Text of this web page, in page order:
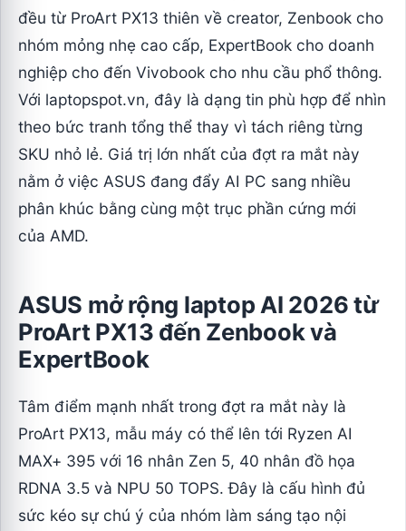
đều từ ProArt PX13 thiên về creator, Zenbook cho
nhóm mỏng nhẹ cao cấp, ExpertBook cho doanh
nghiệp cho đến Vivobook cho nhu cầu phổ thông.
Với laptopspot.vn, đây là dạng tin phù hợp để nhìn
theo bức tranh tổng thể thay vì tách riêng từng
SKU nhỏ lẻ. Giá trị lớn nhất của đợt ra mắt này
nằm ở việc ASUS đang đẩy AI PC sang nhiều
phân khúc bằng cùng một trục phần cứng mới
của AMD.
ASUS mở rộng laptop AI 2026 từ
ProArt PX13 đến Zenbook và
ExpertBook
Tâm điểm mạnh nhất trong đợt ra mắt này là
ProArt PX13, mẫu máy có thể lên tới Ryzen AI
MAX+ 395 với 16 nhân Zen 5, 40 nhân đồ họa
RDNA 3.5 và NPU 50 TOPS. Đây là cấu hình đủ
sức kéo sự chú ý của nhóm làm sáng tạo nội